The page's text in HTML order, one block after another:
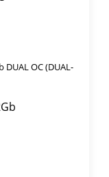
DUAL OC (DUAL-